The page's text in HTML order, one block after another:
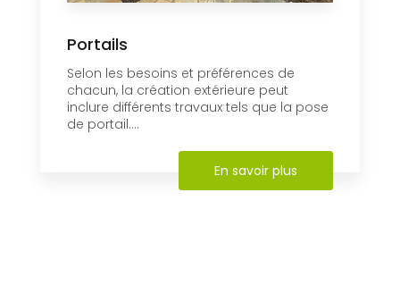
Portails
Selon les besoins et préférences de
chacun, la création extérieure peut
inclure différents travaux tels que la pose
de portail....
En savoir plus